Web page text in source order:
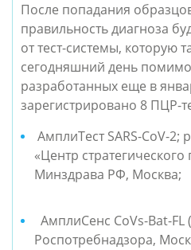
После попадания
правильность диагноза
от тест-системы, которую
сегодняшний день помимо
разработанных еще в
зарегистрировано 8 ПЦР-
АмплиТест SARS-CoV-2;
«Центр
Минздрава РФ, Москва;
АмплиСенс CoVs-Bat-
Роспотребнадзора,